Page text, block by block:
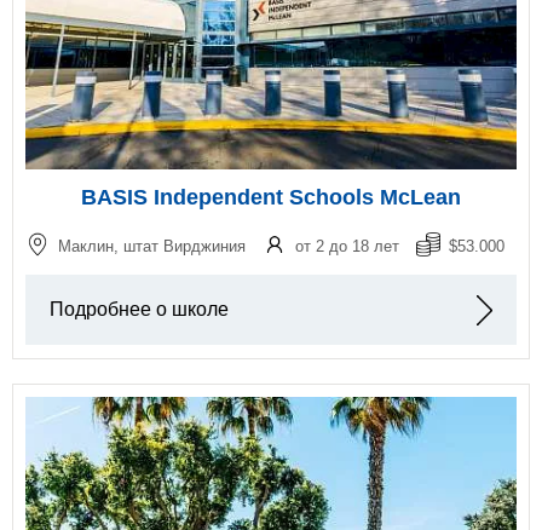
BASIS Independent Schools McLean
Маклин, штат Вирджиния от 2 до 18 лет $53.000
Подробнее о школе